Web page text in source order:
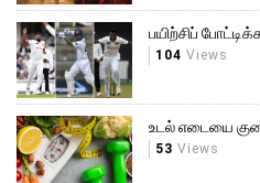
பயிற்சிப்
104 Views
உடல் எடையை
53 Views